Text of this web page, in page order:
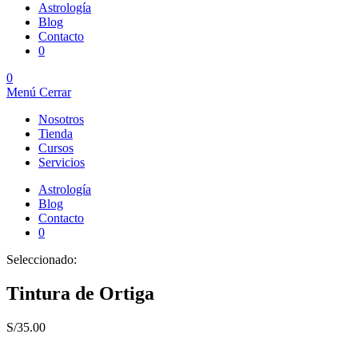
Astrología
Blog
Contacto
0
0
Menú Cerrar
Nosotros
Tienda
Cursos
Servicios
Astrología
Blog
Contacto
0
Seleccionado:
Tintura de Ortiga
S/35.00